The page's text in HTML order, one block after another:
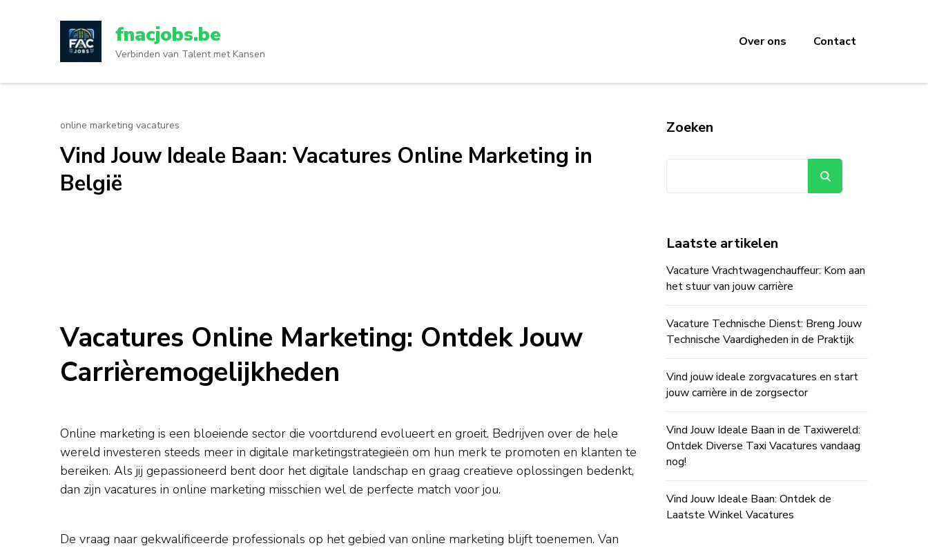
op
fnacjobs.be
Verbinden van Talent met Kansen
Over ons Contact
online marketing vacatures
Vind Jouw Ideale Baan: Vacatures Online Marketing in
België
Vacatures Online Marketing: Ontdek Jouw
Carrièremogelijkheden
Online marketing is een bloeiende sector die voortdurend evolueert en groeit. Bedrijven over de hele
wereld investeren steeds meer in digitale marketingstrategieën om hun merk te promoten en klanten te
bereiken. Als jij gepassioneerd bent door het digitale landschap en graag creatieve oplossingen bedenkt,
dan zijn vacatures in online marketing misschien wel de perfecte match voor jou.
De vraag naar gekwalificeerde professionals op het gebied van online marketing blijft toenemen. Van
Zoeken
Laatste artikelen
Vacature Vrachtwagenchauffeur: Kom aan
het stuur van jouw carrière
Vacature Technische Dienst: Breng Jouw
Technische Vaardigheden in de Praktijk
Vind jouw ideale zorgvacatures en start
jouw carrière in de zorgsector
Vind Jouw Ideale Baan in de Taxiwereld:
Ontdek Diverse Taxi Vacatures vandaag
nog!
Vind Jouw Ideale Baan: Ontdek de
Laatste Winkel Vacatures